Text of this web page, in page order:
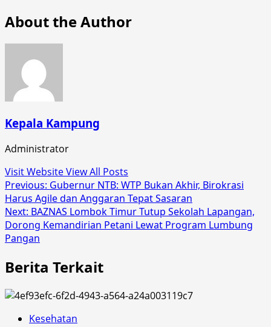
About the Author
Kepala Kampung
Administrator
Visit WebsiteView All Posts
Post
navigation
Previous: Gubernur NTB: WTP Bukan Akhir, Birokrasi
Harus Agile dan Anggaran Tepat Sasaran
Next: BAZNAS Lombok Timur Tutup Sekolah Lapangan,
Dorong Kemandirian Petani Lewat Program Lumbung
Pangan
Berita Terkait
Kesehatan